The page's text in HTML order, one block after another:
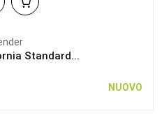
Standard...
NUOVO